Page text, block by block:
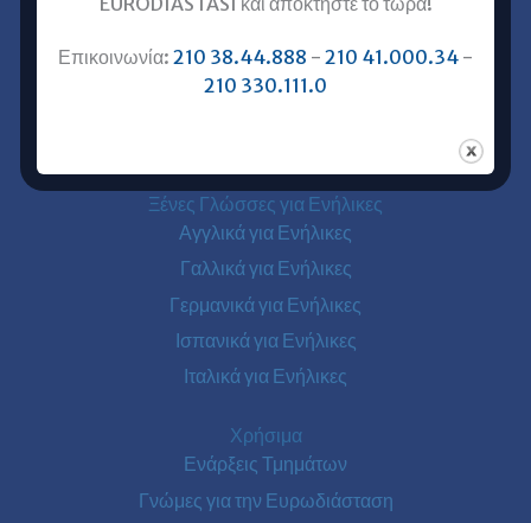
Επικοινωνία με Ευρωδιάσταση
Ευρωδιάσταση Online Μαθήματα
Ξένες Γλώσσες για Ενήλικες
Αγγλικά για Ενήλικες
Γαλλικά για Ενήλικες
Γερμανικά για Ενήλικες
Ισπανικά για Ενήλικες
Ιταλικά για Ενήλικες
Χρήσιμα
Ενάρξεις Τμημάτων
Γνώμες για την Ευρωδιάσταση
Επικοινωνία: 210 38.44.888 - 210 41.000.34 -
210 330.111.0